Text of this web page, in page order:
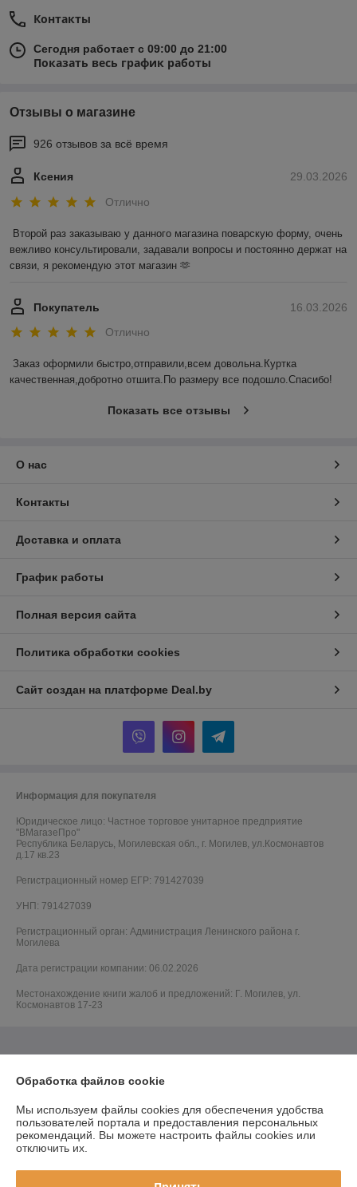
Контакты
Сегодня работает с 09:00 до 21:00
Показать весь график работы
Отзывы о магазине
926 отзывов за всё время
29.03.2026
Ксения
Отлично
Второй раз заказываю у данного магазина поварскую форму, очень
вежливо консультировали, задавали вопросы и постоянно держат на
связи, я рекомендую этот магазин 🫶
16.03.2026
Покупатель
Отлично
Заказ оформили быстро,отправили,всем довольна.Куртка
качественная,добротно отшита.По размеру все подошло.Спасибо!
Показать все отзывы
О нас
Контакты
Доставка и оплата
График работы
Полная версия сайта
Политика обработки cookies
Сайт создан на платформе Deal.by
Информация для покупателя
Юридическое лицо: Частное торговое унитарное предприятие
"ВМагазеПро"
Республика Беларусь, Могилевская обл., г. Могилев, ул.Космонавтов
д.17 кв.23
Регистрационный номер ЕГР: 791427039
УНП: 791427039
Регистрационный орган: Администрация Ленинского района г.
Могилева
Дата регистрации компании: 06.02.2026
Местонахождение книги жалоб и предложений: Г. Могилев, ул.
Космонавтов 17-23
Обработка файлов cookie
Мы используем файлы cookies для обеспечения удобства
пользователей портала и предоставления персональных
рекомендаций. Вы можете настроить файлы cookies или
отключить их.